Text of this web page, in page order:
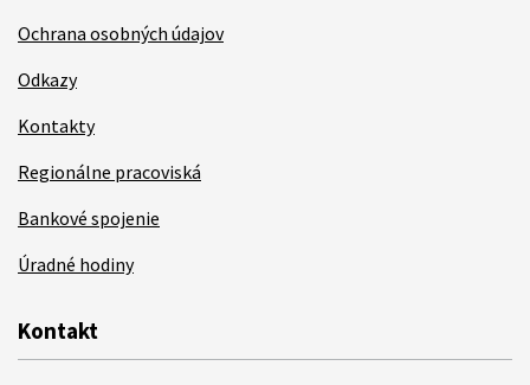
Ochrana osobných údajov
Odkazy
Kontakty
Regionálne pracoviská
Bankové spojenie
Úradné hodiny
Kontakt